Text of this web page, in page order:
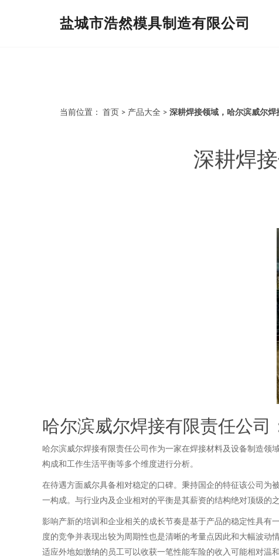
盐城市浩然模具制造有限公司
当前位置： 首页 > 产品大全 > 深耕焊接领域，哈尔滨威尔
深耕焊
哈尔滨威尔焊接有限责任公
哈尔滨威尔焊接有限责任公司作为一家在焊接材料及设备制造领
构成和工作生活平衡等多个维度进行分析。
在待遇方面威尔具备相对稳定的口碑。秉持国企的特征该公司为
一构成。与行业内及企业相对的平衡是其薪资的结构绝对顶级的
影响产新的培训和企业相关的成长节奏是基于产品的稳定性具有
度的竞争并表现出较为周期性也是清晰的考量点因此和大幅波
适应外地如缴纳的员工可以收获一笔性能车险的收入可能相对温